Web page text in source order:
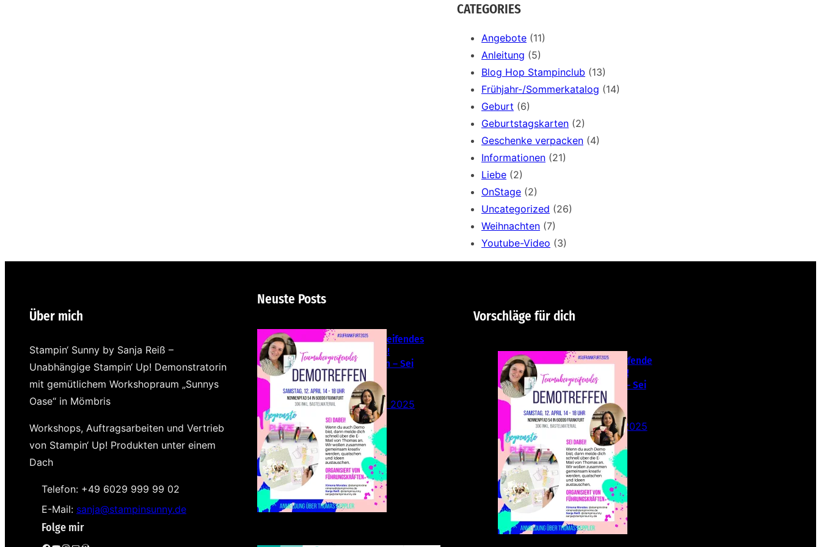
a
r
CATEGORIES
Angebote (11)
Anleitung (5)
Blog Hop Stampinclub (13)
Frühjahr-/Sommerkatalog (14)
Geburt (6)
Geburtstagskarten (2)
Geschenke verpacken (4)
Informationen (21)
Liebe (2)
OnStage (2)
Uncategorized (26)
Weihnachten (7)
Youtube-Video (3)
Über mich
Stampin‘ Sunny by Sanja Reiß –
Unabhängige Stampin‘ Up! Demonstratorin
mit gemütlichem Workshopraum „Sunnys
Oase“ in Mömbris
Workshops, Auftragsarbeiten und Vertrieb
von Stampin‘ Up! Produkten unter einem
Dach
Telefon: +49 6029 999 99 02
E-Mail: sanja@stampinsunny.de
Folge mir
Neuste Posts
Teamübergreifendes
Stampin‘ Up!
Demotreffen – Sei
dabei!
26. Februar 2025
Vorschläge für dich
Teamübergreifende
s Stampin‘ Up!
Demotreffen – Sei
dabei!
26. Februar 2025